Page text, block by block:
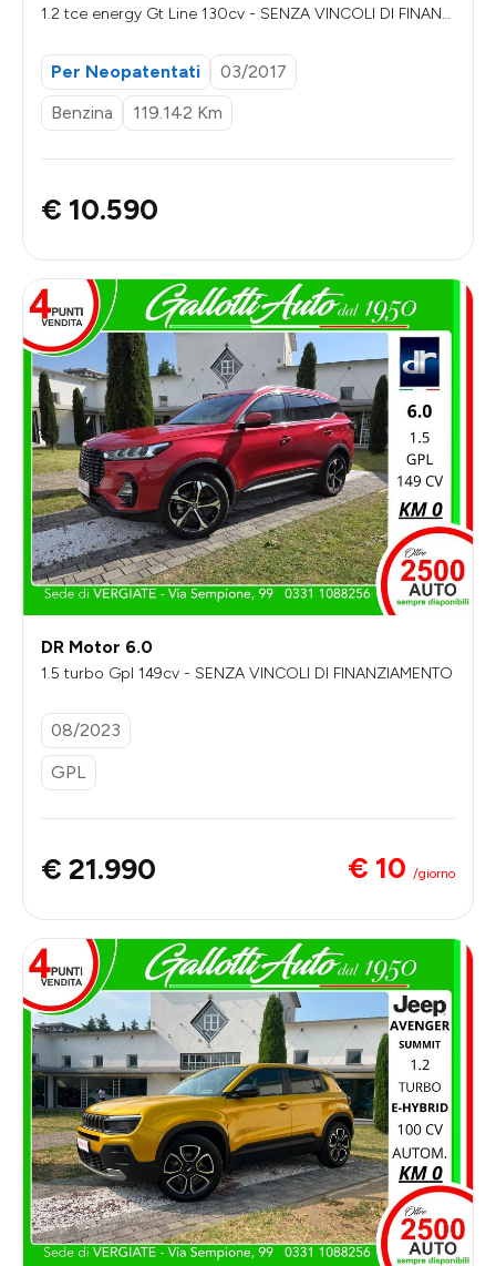
1.2 tce energy Gt Line 130cv - SENZA VINCOLI DI FINANZI
Per Neopatentati
03/2017
Benzina
119.142 Km
€ 10.590
DR Motor 6.0
1.5 turbo Gpl 149cv - SENZA VINCOLI DI FINANZIAMENTO
08/2023
GPL
€ 21.990 € 10 /giorno